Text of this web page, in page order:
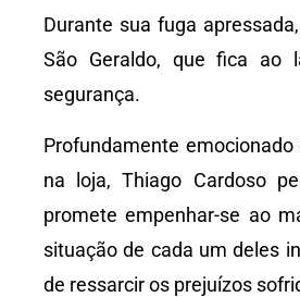
Durante sua fuga
São Geraldo, que fica ao
segurança.
Profundamente
na loja, Thiago Cardoso
promete empenhar-se ao
situação de cada um deles
de ressarcir os prejuízos